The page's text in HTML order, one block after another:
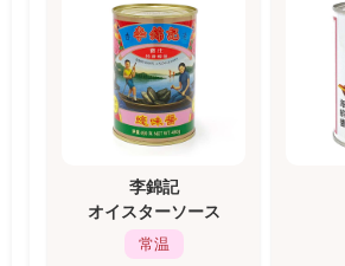
李錦記
オイスターソース
常温